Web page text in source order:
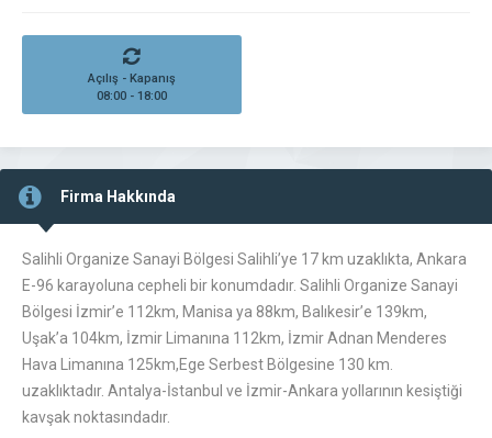
Açılış - Kapanış
08:00 - 18:00
Firma Hakkında
Salihli Organize Sanayi Bölgesi Salihli’ye 17 km uzaklıkta, Ankara
E-96 karayoluna cepheli bir konumdadır. Salihli Organize Sanayi
Bölgesi İzmir’e 112km, Manisa ya 88km, Balıkesir’e 139km,
Uşak’a 104km, İzmir Limanına 112km, İzmir Adnan Menderes
Hava Limanına 125km,Ege Serbest Bölgesine 130 km.
uzaklıktadır. Antalya-İstanbul ve İzmir-Ankara yollarının kesiştiği
kavşak noktasındadır.